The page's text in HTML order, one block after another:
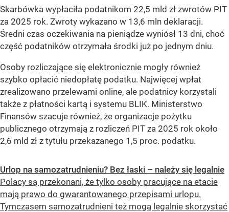
Skarbówka wypłaciła podatnikom 22,5 mld zł zwrotów PIT
za 2025 rok. Zwroty wykazano w 13,6 mln deklaracji.
Średni czas oczekiwania na pieniądze wyniósł 13 dni, choć
część podatników otrzymała środki już po jednym dniu.
Osoby rozliczające się elektronicznie mogły również
szybko opłacić niedopłatę podatku. Najwięcej wpłat
zrealizowano przelewami online, ale podatnicy korzystali
także z płatności kartą i systemu BLIK. Ministerstwo
Finansów szacuje również, że organizacje pożytku
publicznego otrzymają z rozliczeń PIT za 2025 rok około
2,6 mld zł z tytułu przekazanego 1,5 proc. podatku.
Urlop na samozatrudnieniu? Bez łaski – należy się legalnie
Polacy są przekonani, że tylko osoby pracujące na etacie
mają prawo do gwarantowanego przepisami urlopu.
Tymczasem samozatrudnieni też mogą legalnie skorzystać